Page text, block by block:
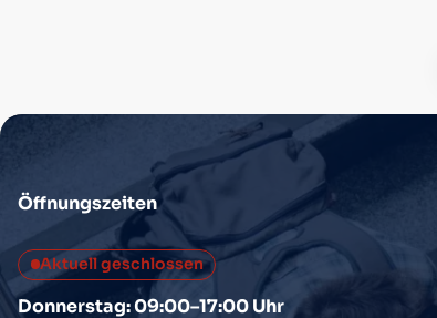
Öffnungszeiten
Aktuell geschlossen
Donnerstag: 09:00–17:00 Uhr